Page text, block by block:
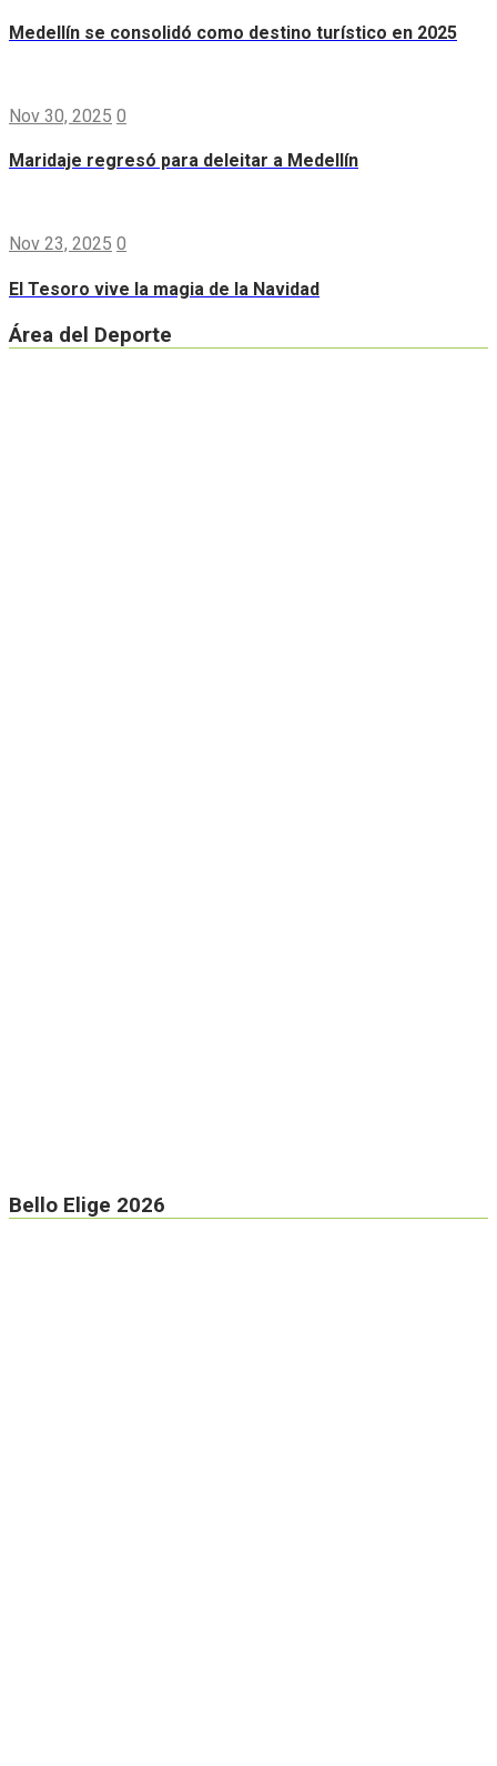
Medellín se consolidó como destino turístico en 2025
Nov 30, 2025 0
Maridaje regresó para deleitar a Medellín
Nov 23, 2025 0
El Tesoro vive la magia de la Navidad
Área del Deporte
Bello Elige 2026